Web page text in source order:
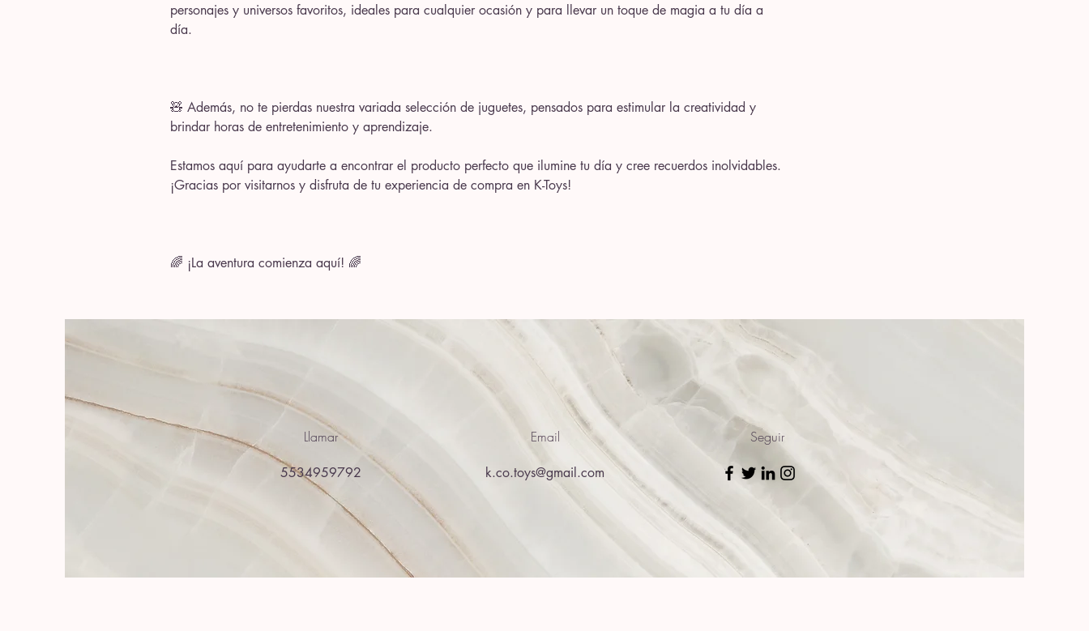
personajes y universos favoritos, ideales para cualquier ocasión y para llevar un toque de magia a tu día a
día.
🧸 Además, no te pierdas nuestra variada selección de juguetes, pensados para estimular la creatividad y
brindar horas de entretenimiento y aprendizaje.
Estamos aquí para ayudarte a encontrar el producto perfecto que ilumine tu día y cree recuerdos inolvidables.
¡Gracias por visitarnos y disfruta de tu experiencia de compra en K-Toys!
🌈 ¡La aventura comienza aquí! 🌈
Llamar
5534959792
Email
k.co.toys@gmail.com
Seguir